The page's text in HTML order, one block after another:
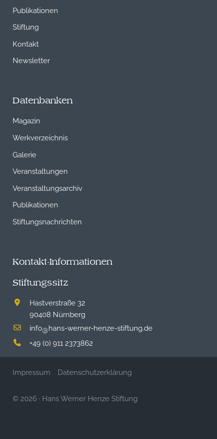
Publikationen
Stiftung
Kontakt
Newsletter
Datenbanken
Magazin
Werkverzeichnis
Galerie
Veranstaltungen
Veranstaltungsarchiv
Publikationen
Stiftungsnachrichten
Kontakt-Informationen
Stiftungssitz
Hastverstraße 32
90408 Nürnberg
info@hans-werner-henze-stiftung.de
+49 (0) 911 2373862
Impressum Datenschutzerklärung
© 2026 · Hans Werner Henze Stiftung